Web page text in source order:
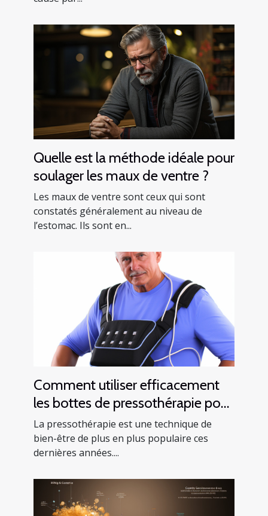
Quelle est la méthode idéale pour
soulager les maux de ventre ?
Les maux de ventre sont ceux qui sont
constatés généralement au niveau de
l’estomac. Ils sont en...
Comment utiliser efficacement
les bottes de pressothérapie pour
améliorer votre santé
La pressothérapie est une technique de
bien-être de plus en plus populaire ces
dernières années....